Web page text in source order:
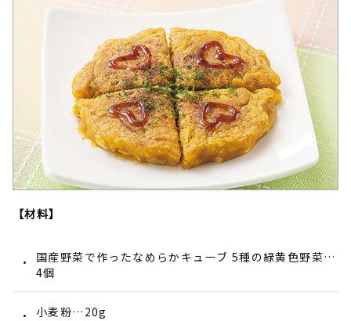
【材料】
国産野菜で作ったなめらかキューブ 5種の緑黄色野菜…
4個
小麦粉…20g